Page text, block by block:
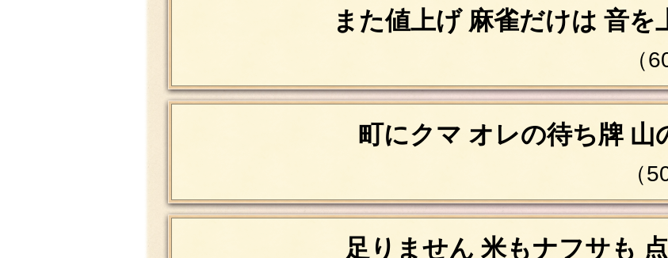
また値上げ 麻雀だけは 音を
（
町にクマ オレの待ち牌 山
（
足りません 米もナフサも